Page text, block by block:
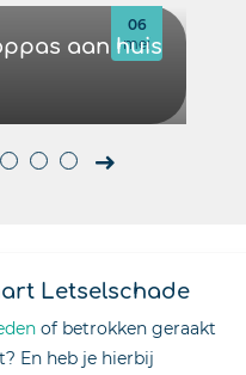
aan huis
06
mei
Letselschade
of betrokken geraakt
En heb je hierbij